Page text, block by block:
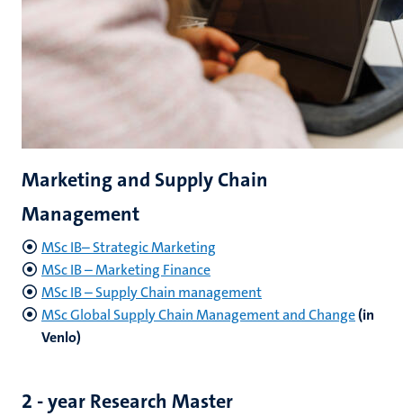
Marketing and Supply Chain
Management
MSc IB– Strategic Marketing
MSc IB – Marketing Finance
MSc IB – Supply Chain management
MSc Global Supply Chain Management and Change(in
Venlo)
2 - year Research Master